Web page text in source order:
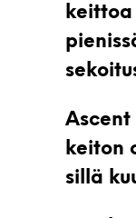
Ascent
keiton
sillä